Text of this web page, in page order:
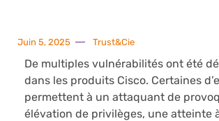
Juin 5, 2025 Trust&Cie
De multiples vulnérabilités ont été
dans les produits Cisco. Certaines
permettent à un attaquant de
élévation de privilèges, une atteinte